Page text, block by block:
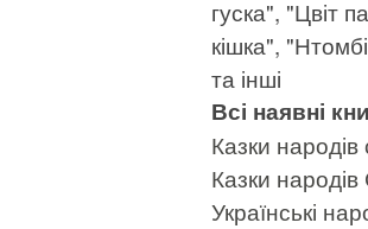
гуска", "Цвіт
кішка",
та інші
Всі наявні
Казки народів
Казки
Українські